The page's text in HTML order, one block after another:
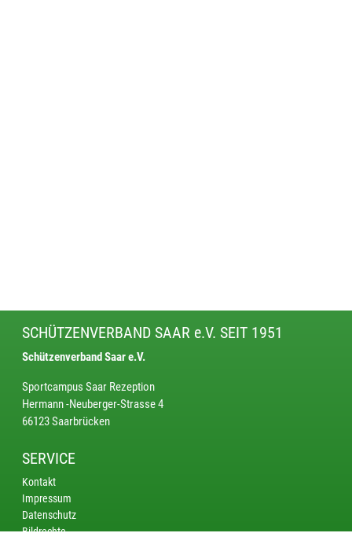
SCHÜTZENVERBAND SAAR e.V. SEIT 1951
Schützenverband Saar e.V.
Sportcampus Saar Rezeption
Hermann -Neuberger-Strasse 4
66123 Saarbrücken
SERVICE
Kontakt
Impressum
Datenschutz
Bildrechte